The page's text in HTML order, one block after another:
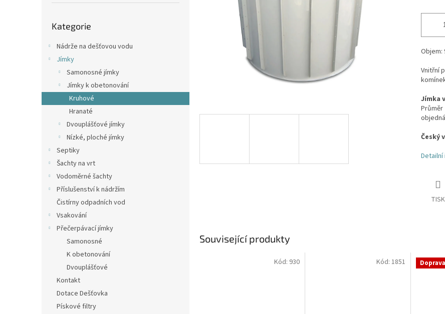
kategorie
Kategorie
Nádrže na dešťovou vodu
Jímky
Samonosné jímky
Jímky k obetonování
Kruhové
Hranaté
Dvouplášťové jímky
Nízké, ploché jímky
Septiky
Šachty na vrt
Vodoměrné šachty
Příslušenství k nádržím
Čistírny odpadních vod
Vsakování
Přečerpávací jímky
Samonosné
K obetonování
Dvouplášťové
Kontakt
Dotace Dešťovka
Pískové filtry
Objem:
Vnitřní
Jímka
Český
TISK
Související produkty
Kód: 930 Kód: 1851